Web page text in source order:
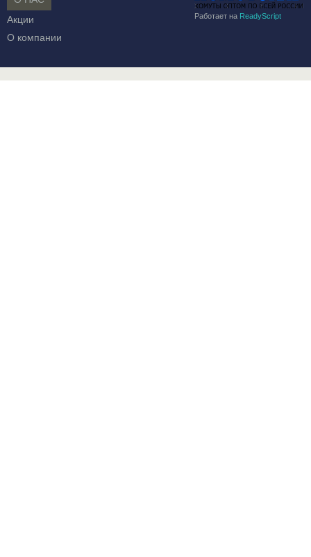
Работает на ReadyScript
Акции
О компании